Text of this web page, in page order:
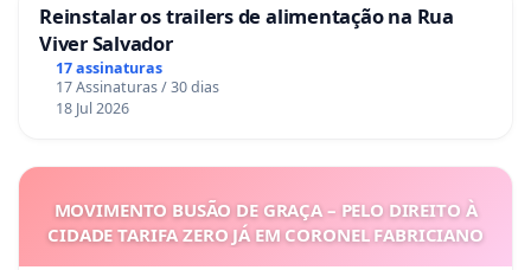
Reinstalar os trailers de alimentação na Rua
Viver Salvador
17 assinaturas
17 Assinaturas / 30 dias
18 Jul 2026
MOVIMENTO BUSÃO DE GRAÇA – PELO DIREITO À
CIDADE TARIFA ZERO JÁ EM CORONEL FABRICIANO